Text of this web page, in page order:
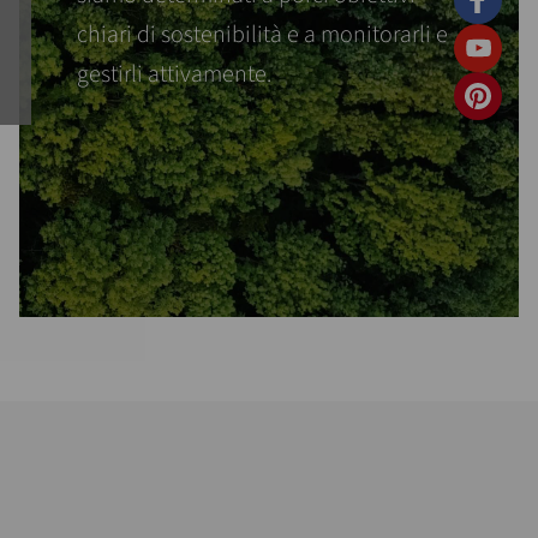
chiari di sostenibilità e a monitorarli e
gestirli attivamente.